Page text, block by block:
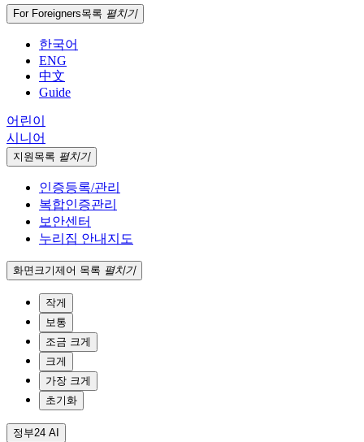
For Foreigners목록 펼치기
한국어
ENG
中文
Guide
어린이
시니어
지원 목록 펼치기
인증등록/관리
복합인증관리
보안센터
누리집 안내지도
화면크기제어 목록 펼치기
작게
보통
조금 크게
크게
가장 크게
초기화
정부24 AI